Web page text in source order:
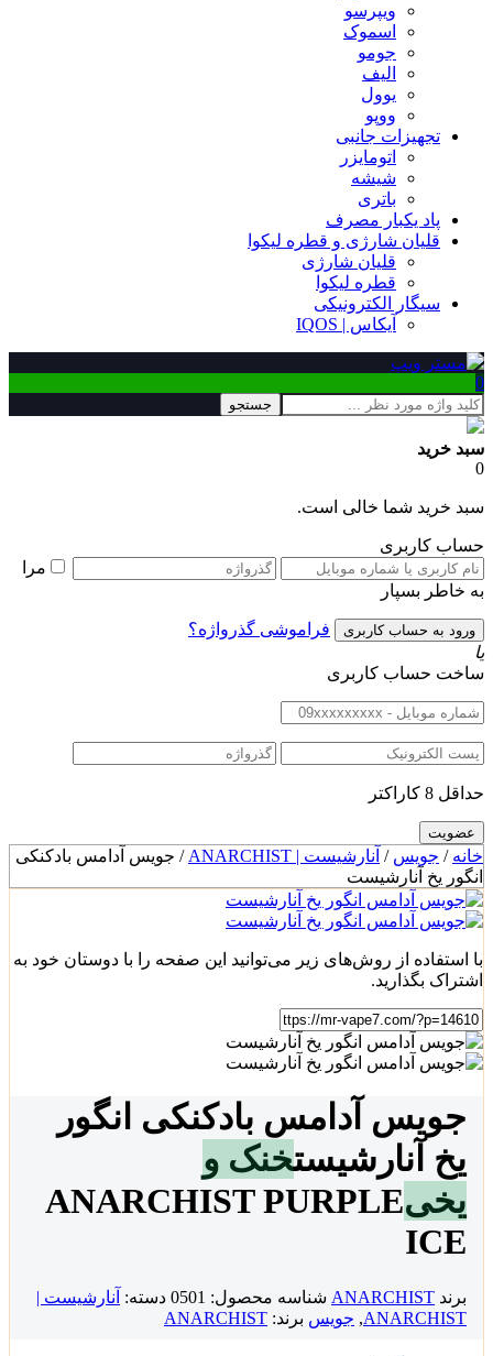
ویپرسو
اسموک
جومو
الیف
یوول
ووپو
تجهیزات جانبی
اتومایزر
شیشه
باتری
پاد یکبار مصرف
قلیان شارژی و قطره لیکوا
قلیان شارژی
قطره لیکوا
سیگار الکترونیکی
آیکاس | IQOS
0
جستجو
سبد خرید
0
سبد خرید شما خالی است.
حساب کاربری
مرا
به خاطر بسپار
فراموشی گذرواژه؟
یا
ساخت حساب کاربری
حداقل 8 کاراکتر
خانه / جویس / آنارشیست | ANARCHIST
/ جویس آدامس بادکنکی
انگور یخ آنارشیست
با استفاده از روش‌های زیر می‌توانید این صفحه را با دوستان خود به
اشتراک بگذارید.
جویس آدامس بادکنکی انگور
یخ آنارشیستخنک و
یخیANARCHIST PURPLE
ICE
برند ANARCHIST شناسه محصول: 0501 دسته: آنارشیست |
ANARCHIST
, جویس برند: ANARCHIST